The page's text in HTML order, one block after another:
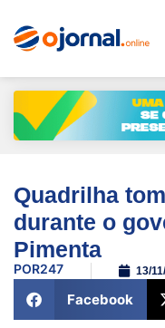
Quadrilha
durante o
Pimenta
POR247 13/
Facebook